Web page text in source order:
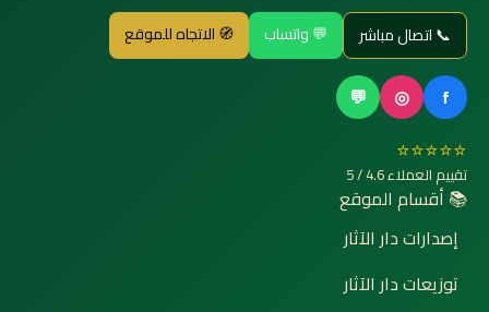
📞 اتصال مباشر 💬 واتساب 🧭 الاتجاه للموقع
f
◎
💬
⭐⭐⭐⭐⭐
تقييم العملاء 4.6 / 5
📚 أقسام الموقع
إصدارات دار الآثار
توزيعات دار الآثار